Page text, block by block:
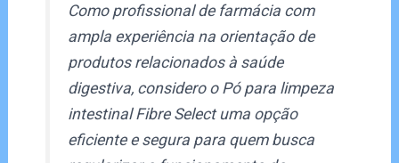
Como profissional de farmácia com
ampla experiência na orientação de
produtos relacionados à saúde
digestiva, considero o Pó para limpeza
intestinal Fibre Select uma opção
eficiente e segura para quem busca